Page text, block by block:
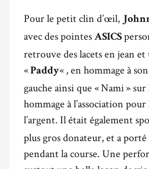
Pour le petit clin d’œil,
avec des pointes ASICS
retrouve des lacets en jean
«Paddy« , en hommage à
gauche ainsi que « Nami »
hommage à l’association
l’argent. Il était également
plus gros donateur, et a porté
pendant la course. Une